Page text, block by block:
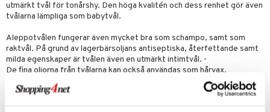
utmärkt tvål för tonårshy. Den höga kvalitén och dess renhet gör även
tvålarna lämpliga som babytvål.
Aleppotvålen fungerar även mycket bra som schampo, samt som
raktvål. På grund av lagerbärsoljans antiseptiska, återfettande samt
milda egenskaper är tvålen även en utmärkt intimtvål. -
De fina oljorna från tvålarna kan också användas som hårvax.
Tvålarna kan även användas för fläckborttagning på kläder
(fettfläckar). -Till sist kan nämnas att tvålarna även löddrar i